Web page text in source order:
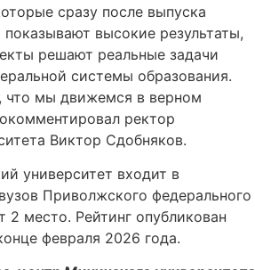
сразу после выпуска
высокие результаты,
решают реальные задачи
системы образования.
что мы движемся в верном
ректор
Виктор Сдобняков.
университет входит в
Приволжского федерального
2 место. Рейтинг опубликован
февраля 2026 года.